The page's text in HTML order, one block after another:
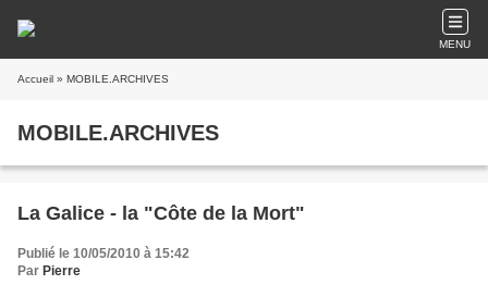
MENU
Accueil » MOBILE.ARCHIVES
MOBILE.ARCHIVES
La Galice - la "Côte de la Mort"
Publié le 10/05/2010 à 15:42
Par Pierre